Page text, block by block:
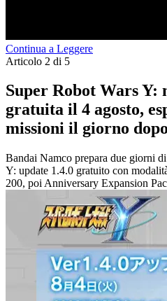
Continua a Leggere
Articolo 2 di 5
Super Robot Wars Y:
gratuita il 4 agosto,
missioni il giorno dopo
Bandai Namco prepara due giorni
Y: update 1.4.0 gratuito con
200, poi Anniversary Expansion